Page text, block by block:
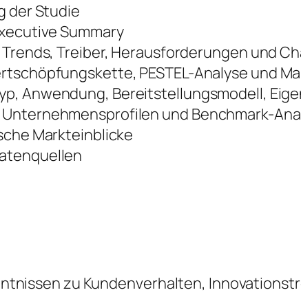
der Studie
Summary
Treiber, Herausforderungen und
PESTEL-Analyse und
Anwendung, Bereitstellungsmodell,
und Benchmark-
Markteinblicke
zu Kundenverhalten,